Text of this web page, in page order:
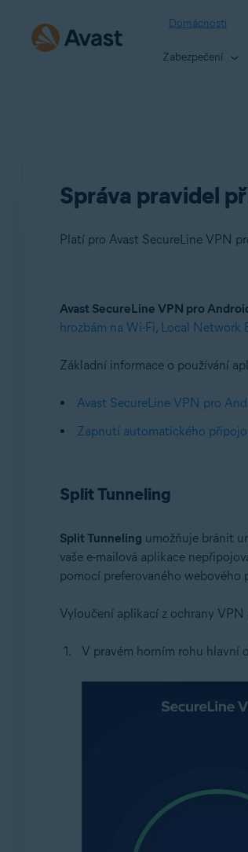
Domácnosti
Zabezpečení
Správa pravidel
Platí pro Avast SecureLine VPN
Produkty:
Avast SecureLine VPN 6.x pro
Operační systémy:
Avast SecureLine VPN pro
hrozbám na Wi-Fi, Local Network
Základní informace o používání
Avast SecureLine VPN pro
Zapnutí automatického
Split Tunneling
Split Tunneling umožňuje bránit
vaše e-mailová aplikace
pomocí preferovaného webového
Vyloučení aplikací z ochrany VPN
V pravém horním rohu hlavní